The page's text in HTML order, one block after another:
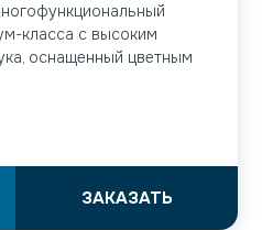
класса с высоким
оснащенный цветным
ЗАКАЗАТЬ